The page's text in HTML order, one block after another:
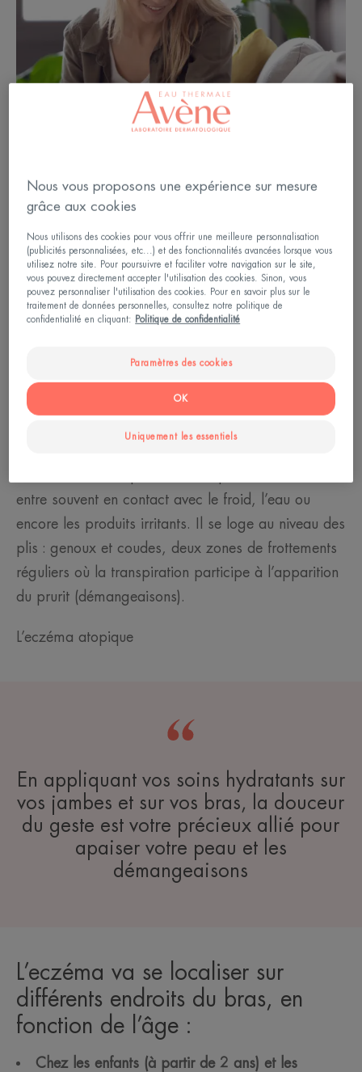
Les membres de votre corps sont
La sécheresse cutanée associée aux lésions
(rougeurs, vésicules, suintement, croûtes) ne touche
entre souvent en contact avec le froid, l’eau ou
encore les produits irritants. Il se loge au niveau des
plis : genoux et coudes, deux zones de frottements
réguliers où la transpiration participe à l’apparition
du prurit (démangeaisons).
L’eczéma atopique
En appliquant vos soins hydratants sur
vos jambes et sur vos bras, la douceur
du geste est votre précieux allié pour
apaiser votre peau et les
démangeaisons
L’eczéma va se localiser sur
différents endroits du bras, en
fonction de l’âge :
Chez les enfants (à partir de 2 ans) et les
Nous vous proposons une expérience sur mesure
grâce aux cookies
Nous utilisons des cookies pour vous offrir une meilleure personnalisation
(publicités personnalisées, etc...) et des fonctionnalités avancées lorsque vous
utilisez notre site. Pour poursuivre et faciliter votre navigation sur le site,
vous pouvez directement accepter l'utilisation des cookies. Sinon, vous
pouvez personnaliser l'utilisation des cookies. Pour en savoir plus sur le
traitement de données personnelles, consultez notre politique de
confidentialité en cliquant:
Politique de confidentialité
Paramètres des cookies
Uniquement les essentiels
OK